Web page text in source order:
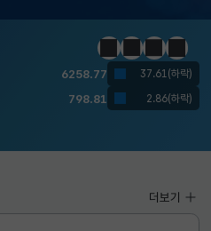
6258.77 37.61(하락)
798.81 2.86(하락)
정지이전다음일일경
더보기